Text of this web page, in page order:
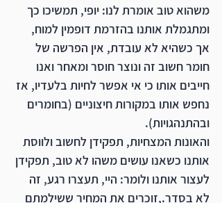
משהוא טוב אומרת לנו: יופי, תמשיכו כך
ומתגמלת אותנו בהזרמת דופמין למוח,
אך כשהיא לא עובדת, אין הפרשה של
חומר חשוב זה ונוצר חוסר ומאחר ואנו
חייבים אותו כי אי אפשר לחיות בלעדיו, אז
נחפש אותו במקורות חיצוניים (בחומרים
ובהתנהגויות).
והאונות המצחיות, תפקידן לחשוב ולווסת
אותנו כשאנו עושים משהו לא טוב, תפקידן
לעצור אותנו ולומר: היי, תעצרו רגע, זה
לא בסדר.,זוכרים את המחיר ששילמתם